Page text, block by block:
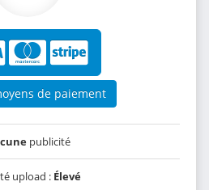
de paiement
publicité
upload : Élevé